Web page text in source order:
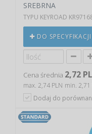
SREBRNA
TYPU KEYROAD
DO SPECYFIKACJI
Cena średnia 2,72
max. 2,74 PLN min. 2,71
Dodaj do